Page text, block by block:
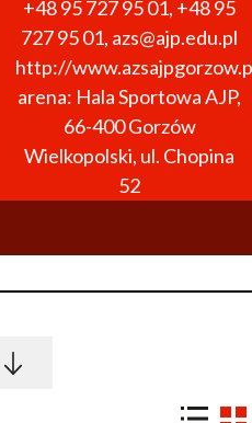
+48 95 727 95 01, +48 95
727 95 01, azs@ajp.edu.pl
http://
arena: Hala Sportowa AJP,
66-400 Gorzów
Wielkopolski, ul. Chopina
52